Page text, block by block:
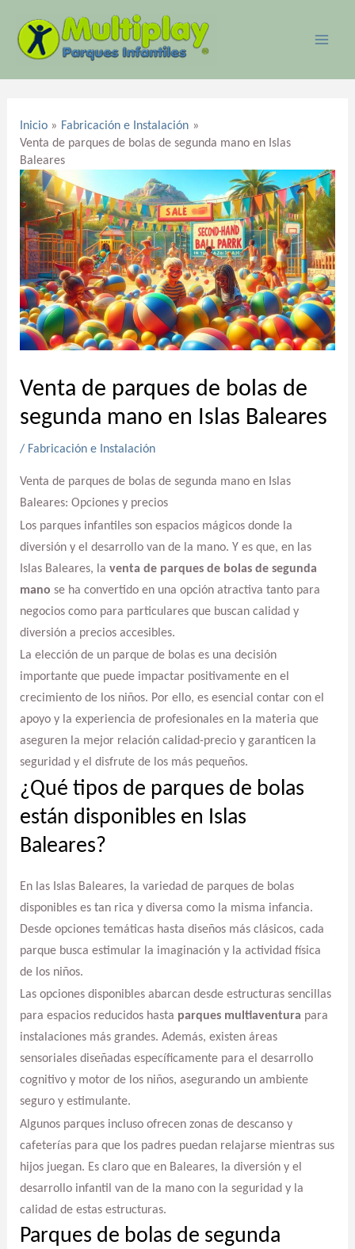
contenido
Inicio
Fabricación e Instalación
Venta de parques de bolas de segunda mano en Islas
Baleares
Venta de parques de bolas de
segunda mano en Islas Baleares
/ Fabricación e Instalación
Venta de parques de bolas de segunda mano en Islas
Baleares: Opciones y precios
Los parques infantiles son espacios mágicos donde la
diversión y el desarrollo van de la mano. Y es que, en las
Islas Baleares, la venta de parques de bolas de segunda
mano se ha convertido en una opción atractiva tanto para
negocios como para particulares que buscan calidad y
diversión a precios accesibles.
La elección de un parque de bolas es una decisión
importante que puede impactar positivamente en el
crecimiento de los niños. Por ello, es esencial contar con el
apoyo y la experiencia de profesionales en la materia que
aseguren la mejor relación calidad-precio y garanticen la
seguridad y el disfrute de los más pequeños.
¿Qué tipos de parques de bolas
están disponibles en Islas
Baleares?
En las Islas Baleares, la variedad de parques de bolas
disponibles es tan rica y diversa como la misma infancia.
Desde opciones temáticas hasta diseños más clásicos, cada
parque busca estimular la imaginación y la actividad física
de los niños.
Las opciones disponibles abarcan desde estructuras sencillas
para espacios reducidos hasta parques multiaventura para
instalaciones más grandes. Además, existen áreas
sensoriales diseñadas específicamente para el desarrollo
cognitivo y motor de los niños, asegurando un ambiente
seguro y estimulante.
Algunos parques incluso ofrecen zonas de descanso y
cafeterías para que los padres puedan relajarse mientras sus
hijos juegan. Es claro que en Baleares, la diversión y el
desarrollo infantil van de la mano con la seguridad y la
calidad de estas estructuras.
Parques de bolas de segunda
entradas